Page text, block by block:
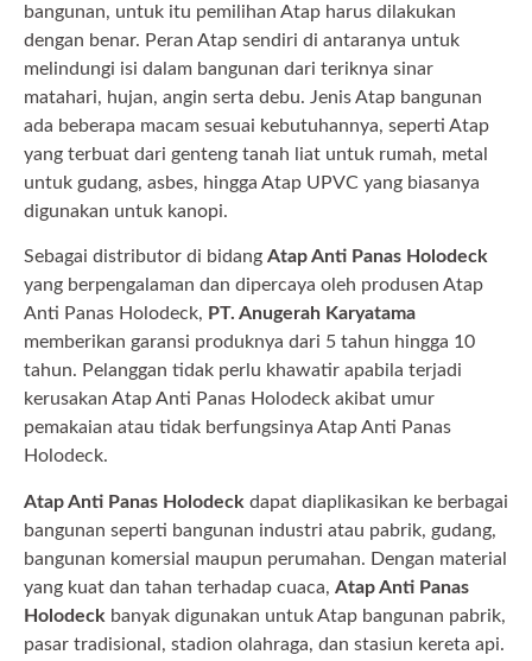
bangunan, untuk itu pemilihan Atap harus dilakukan
dengan benar. Peran Atap sendiri di antaranya untuk
melindungi isi dalam bangunan dari teriknya sinar
matahari, hujan, angin serta debu. Jenis Atap bangunan
ada beberapa macam sesuai kebutuhannya, seperti Atap
yang terbuat dari genteng tanah liat untuk rumah, metal
untuk gudang, asbes, hingga Atap UPVC yang biasanya
digunakan untuk kanopi.
Sebagai distributor di bidang Atap Anti Panas Holodeck
yang berpengalaman dan dipercaya oleh produsen Atap
Anti Panas Holodeck, PT. Anugerah Karyatama
memberikan garansi produknya dari 5 tahun hingga 10
tahun. Pelanggan tidak perlu khawatir apabila terjadi
kerusakan Atap Anti Panas Holodeck akibat umur
pemakaian atau tidak berfungsinya Atap Anti Panas
Holodeck.
Atap Anti Panas Holodeck dapat diaplikasikan ke berbagai
bangunan seperti bangunan industri atau pabrik, gudang,
bangunan komersial maupun perumahan. Dengan material
yang kuat dan tahan terhadap cuaca, Atap Anti Panas
Holodeck banyak digunakan untuk Atap bangunan pabrik,
pasar tradisional, stadion olahraga, dan stasiun kereta api.